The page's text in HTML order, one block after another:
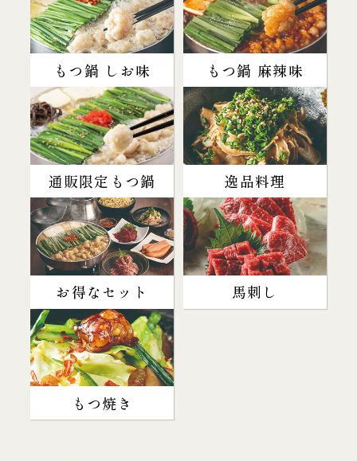
もつ鍋 しお味 もつ鍋 麻辣味
通販限定もつ鍋 逸品料理
お得なセット 馬刺し
もつ焼き